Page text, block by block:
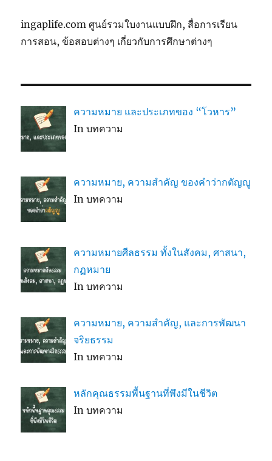
ingaplife.com ศูนย์รวมใบงานแบบฝึก, สื่อการเรียน
การสอน, ข้อสอบต่างๆ เกี่ยวกับการศึกษาต่างๆ
ความหมาย และประเภทของ “โวหาร”
In บทความ
ความหมาย, ความสำคัญ ของคำว่ากตัญญู
In บทความ
ความหมายศีลธรรม ทั้งในสังคม, ศาสนา,
กฏหมาย
In บทความ
ความหมาย, ความสำคัญ, และการพัฒนา
จริยธรรม
In บทความ
หลักคุณธรรมพื้นฐานที่พึงมีในชีวิต
In บทความ